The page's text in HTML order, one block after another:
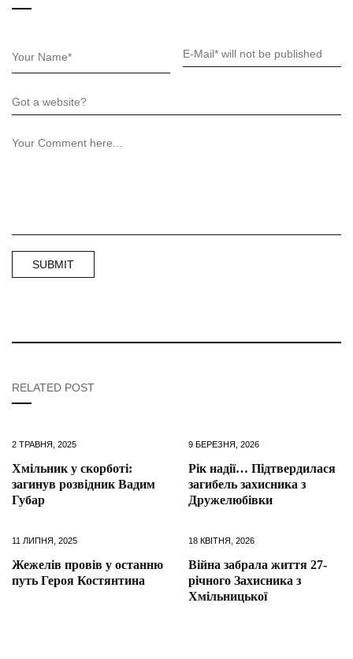
RELATED POST
2 ТРАВНЯ, 2025
Хмільник у скорботі:
загинув розвідник Вадим
Губар
9 БЕРЕЗНЯ, 2026
Рік надії… Підтвердилася
загибель захисника з
Дружелюбівки
11 ЛИПНЯ, 2025
Жежелів провів у останню
путь Героя Костянтина
18 КВІТНЯ, 2026
Війна забрала життя 27-
річного Захисника з
Хмільницької